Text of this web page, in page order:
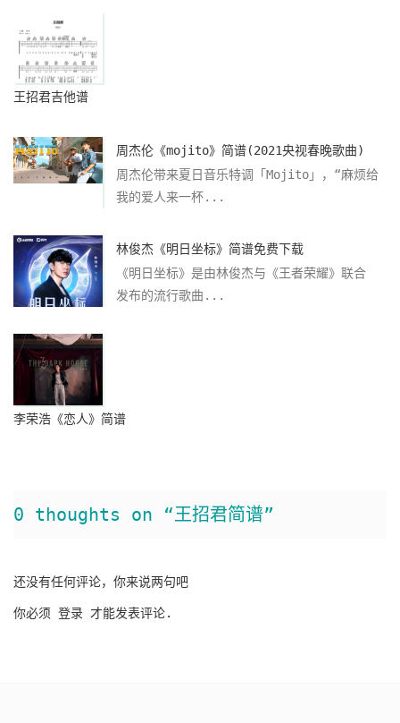
王招君吉他谱
周杰伦《mojito》简谱(2021央视春晚歌曲)
周杰伦带来夏日音乐特调「Mojito」，“麻烦给
我的爱人来一杯...
林俊杰《明日坐标》简谱免费下载
《明日坐标》是由林俊杰与《王者荣耀》联合
发布的流行歌曲...
李荣浩《恋人》简谱
0 thoughts on “王招君简谱”
还没有任何评论，你来说两句吧
你必须 登录 才能发表评论.